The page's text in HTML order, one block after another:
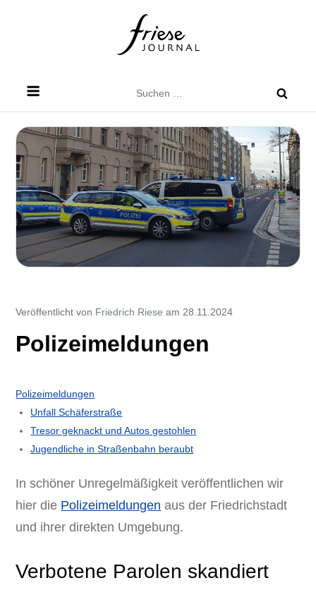
nach:
Veröffentlicht von Friedrich Riese am 28.11.2024
Polizeimeldungen
Polizeimeldungen
Unfall Schäferstraße
Tresor geknackt und Autos gestohlen
Jugendliche in Straßenbahn beraubt
In schöner Unregelmäßigkeit veröffentlichen wir
hier die Polizeimeldungen aus der Friedrichstadt
und ihrer direkten Umgebung.
Verbotene Parolen skandiert